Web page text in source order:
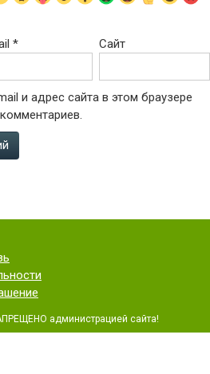
* Сайт
и адрес сайта в этом браузере
администрацией сайта!